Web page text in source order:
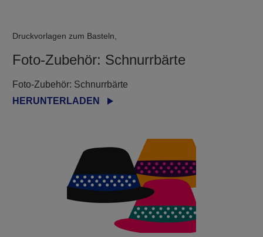
Druckvorlagen zum Basteln,
Foto-Zubehör: Schnurrbärte
Foto-Zubehör: Schnurrbärte
HERUNTERLADEN